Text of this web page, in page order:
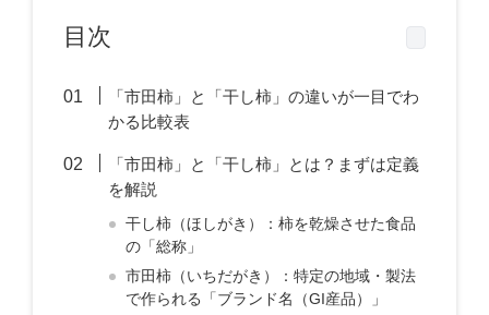
目次
「市田柿」と「干し柿」の違いが一目でわ
かる比較表
「市田柿」と「干し柿」とは？まずは定義
を解説
干し柿（ほしがき）：柿を乾燥させた食品
の「総称」
市田柿（いちだがき）：特定の地域・製法
で作られる「ブランド名（GI産品）」